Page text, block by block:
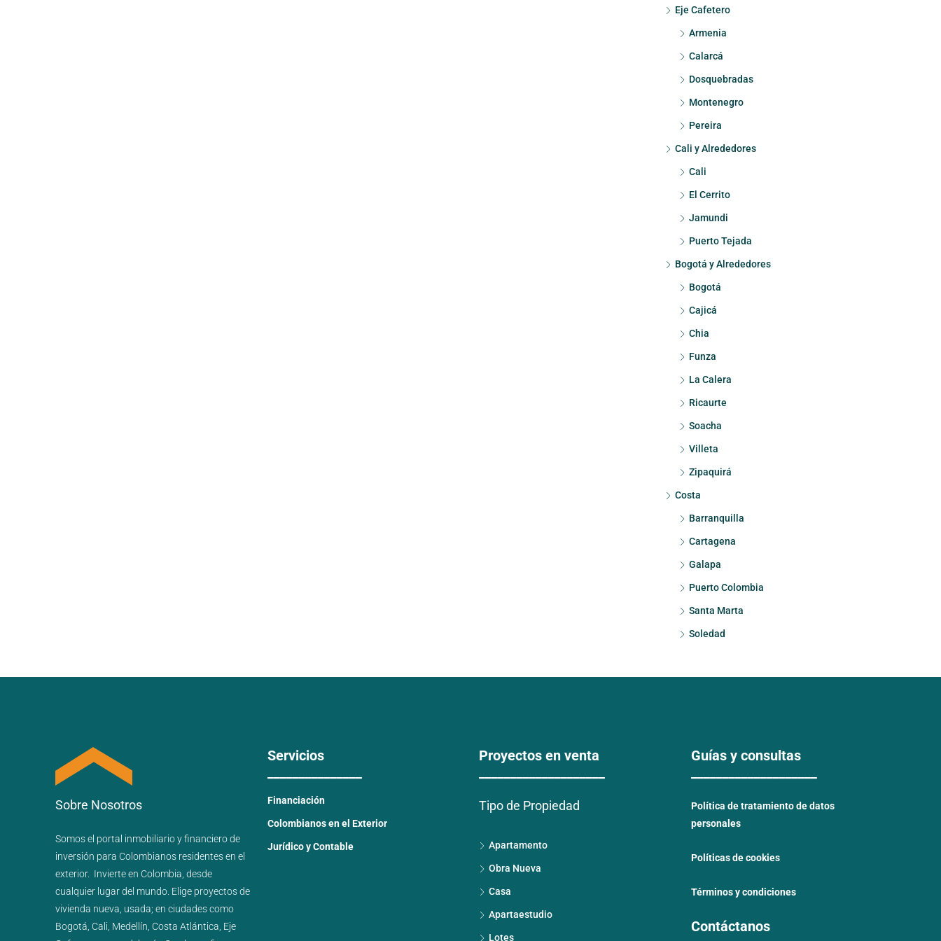
Eje Cafetero
Armenia
Calarcá
Dosquebradas
Montenegro
Pereira
Cali y Alrededores
Cali
El Cerrito
Jamundi
Puerto Tejada
Bogotá y Alrededores
Bogotá
Cajicá
Chia
Funza
La Calera
Ricaurte
Soacha
Villeta
Zipaquirá
Costa
Barranquilla
Cartagena
Galapa
Puerto Colombia
Santa Marta
Soledad
Sobre Nosotros
Somos el portal inmobiliarioyfinancierode
inversión para Colombianos residentes en el
exterior. Invierte en Colombia, desde
cualquier lugar del mundo. Elige proyectos de
vivienda nueva usada; en ciudades como
Bogotá Cali Medellín Costa Atlántica Eje
Servicios
Financiación
Colombianos en el Exterior
Jurídico y Contable
Proyectos en venta
Tipo de Propiedad
Apartamento
Obra Nueva
Casa
Apartaestudio
Lotes
Guías y consultas
Política de tratamiento de datos
personales
Políticas de cookies
Términos y condiciones
Contáctanos